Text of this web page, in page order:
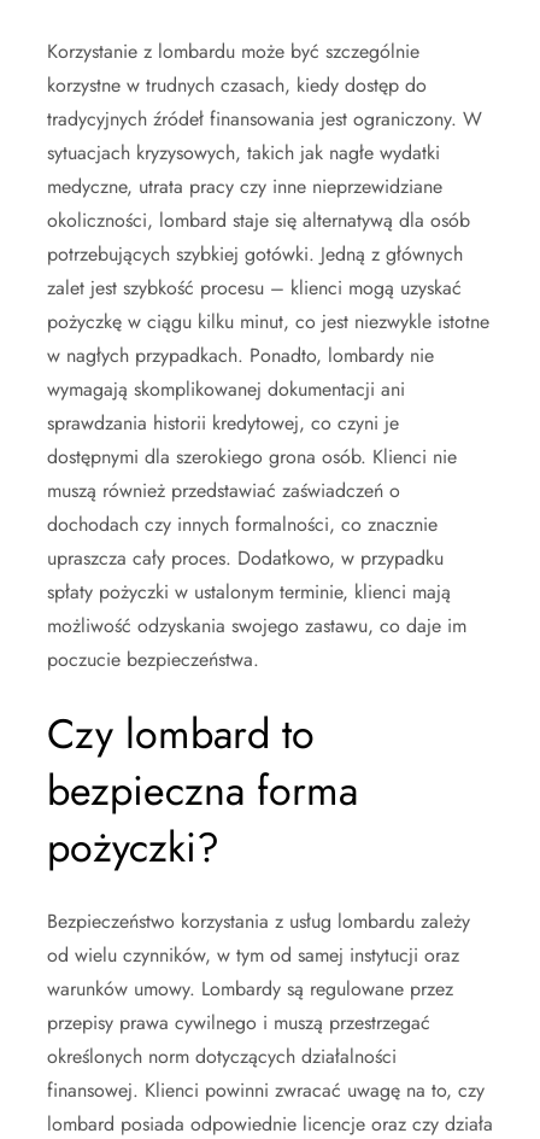
Korzystanie z lombardu może być szczególnie
korzystne w trudnych czasach, kiedy dostęp do
tradycyjnych źródeł finansowania jest ograniczony. W
sytuacjach kryzysowych, takich jak nagłe wydatki
medyczne, utrata pracy czy inne nieprzewidziane
okoliczności, lombard staje się alternatywą dla osób
potrzebujących szybkiej gotówki. Jedną z głównych
zalet jest szybkość procesu – klienci mogą uzyskać
pożyczkę w ciągu kilku minut, co jest niezwykle istotne
w nagłych przypadkach. Ponadto, lombardy nie
wymagają skomplikowanej dokumentacji ani
sprawdzania historii kredytowej, co czyni je
dostępnymi dla szerokiego grona osób. Klienci nie
muszą również przedstawiać zaświadczeń o
dochodach czy innych formalności, co znacznie
upraszcza cały proces. Dodatkowo, w przypadku
spłaty pożyczki w ustalonym terminie, klienci mają
możliwość odzyskania swojego zastawu, co daje im
poczucie bezpieczeństwa.
Czy lombard to
bezpieczna forma
pożyczki?
Bezpieczeństwo korzystania z usług lombardu zależy
od wielu czynników, w tym od samej instytucji oraz
warunków umowy. Lombardy są regulowane przez
przepisy prawa cywilnego i muszą przestrzegać
określonych norm dotyczących działalności
finansowej. Klienci powinni zwracać uwagę na to, czy
lombard posiada odpowiednie licencje oraz czy działa